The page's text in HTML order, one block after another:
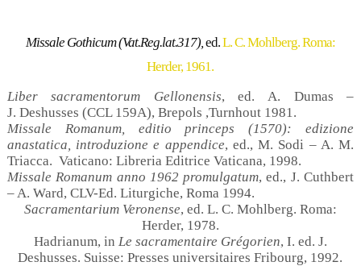
Missale Gothicum (Vat.Reg.lat.317),ed.L. C. Mohlberg. Roma:
Herder, 1961.
Liber sacramentorum Gellonensis, ed. A. Dumas –
J. Deshusses (CCL 159A), Brepols ,Turnhout 1981.
Missale Romanum, editio princeps (1570): edizione
anastatica, introduzione e appendice, ed., M. Sodi – A. M.
Triacca. Vaticano: Libreria Editrice Vaticana, 1998.
Missale Romanum anno 1962 promulgatum, ed., J. Cuthbert
– A. Ward, CLV-Ed. Liturgiche, Roma 1994.
Sacramentarium Veronense, ed. L. C. Mohlberg. Roma:
Herder, 1978.
Hadrianum, in Le sacramentaire Grégorien, I. ed. J.
Deshusses. Suisse: Presses universitaires Fribourg, 1992.